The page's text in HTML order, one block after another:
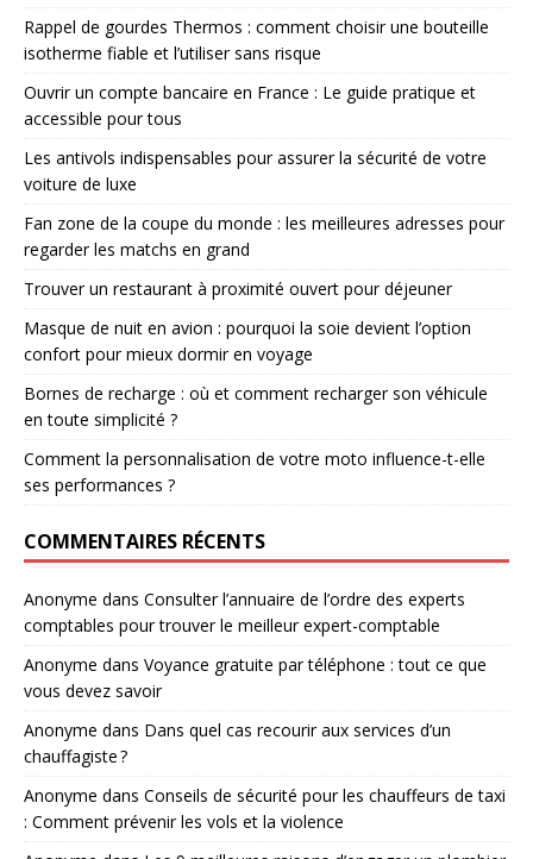
Rappel de gourdes Thermos : comment choisir une bouteille
isotherme fiable et l’utiliser sans risque
Ouvrir un compte bancaire en France : Le guide pratique et
accessible pour tous
Les antivols indispensables pour assurer la sécurité de votre
voiture de luxe
Fan zone de la coupe du monde : les meilleures adresses pour
regarder les matchs en grand
Trouver un restaurant à proximité ouvert pour déjeuner
Masque de nuit en avion : pourquoi la soie devient l’option
confort pour mieux dormir en voyage
Bornes de recharge : où et comment recharger son véhicule
en toute simplicité ?
Comment la personnalisation de votre moto influence-t-elle
ses performances ?
COMMENTAIRES RÉCENTS
Anonyme dans Consulter l’annuaire de l’ordre des experts
comptables pour trouver le meilleur expert-comptable
Anonyme dans Voyance gratuite par téléphone : tout ce que
vous devez savoir
Anonyme dans Dans quel cas recourir aux services d’un
chauffagiste ?
Anonyme dans Conseils de sécurité pour les chauffeurs de taxi
: Comment prévenir les vols et la violence